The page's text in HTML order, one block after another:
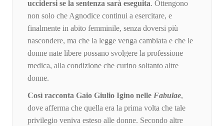
uccidersi se la sentenza sarà eseguita. Ottengono
non solo che Agnodice continui a esercitare, e
finalmente in abito femminile, senza doversi più
nascondere, ma che la legge venga cambiata e che le
donne nate libere possano svolgere la professione
medica, alla condizione che curino soltanto altre
donne.
Così racconta Gaio Giulio Igino nelle Fabulae,
dove afferma che quella era la prima volta che tale
privilegio veniva esteso alle donne. Secondo altre